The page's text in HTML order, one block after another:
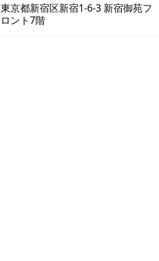
東京都新宿区新宿1-6-3 新宿御苑フ
ロント7階